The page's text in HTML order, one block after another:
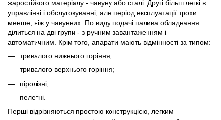
жаростійкого матеріалу - чавуну або сталі. Другі більш легкі в
управлінні і обслуговуванні, але період експлуатації трохи
менше, ніж у чавунних. По виду подачі палива обладнання
ділиться на дві групи - з ручним завантаженням і
автоматичним. Крім того, апарати мають відмінності за типом:
тривалого нижнього горіння;
тривалого верхнього горіння;
піролізні;
пелетні.
Перші відрізняються простою конструкцією, легким